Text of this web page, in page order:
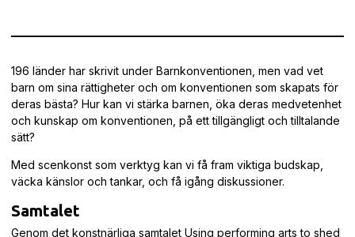
196 länder har skrivit under Barnkonventionen, men vad vet
barn om sina rättigheter och om konventionen som skapats för
deras bästa? Hur kan vi stärka barnen, öka deras medvetenhet
och kunskap om konventionen, på ett tillgängligt och tilltalande
sätt?
Med scenkonst som verktyg kan vi få fram viktiga budskap,
väcka känslor och tankar, och få igång diskussioner.
Samtalet
Genom det konstnärliga samtalet Using performing arts to shed